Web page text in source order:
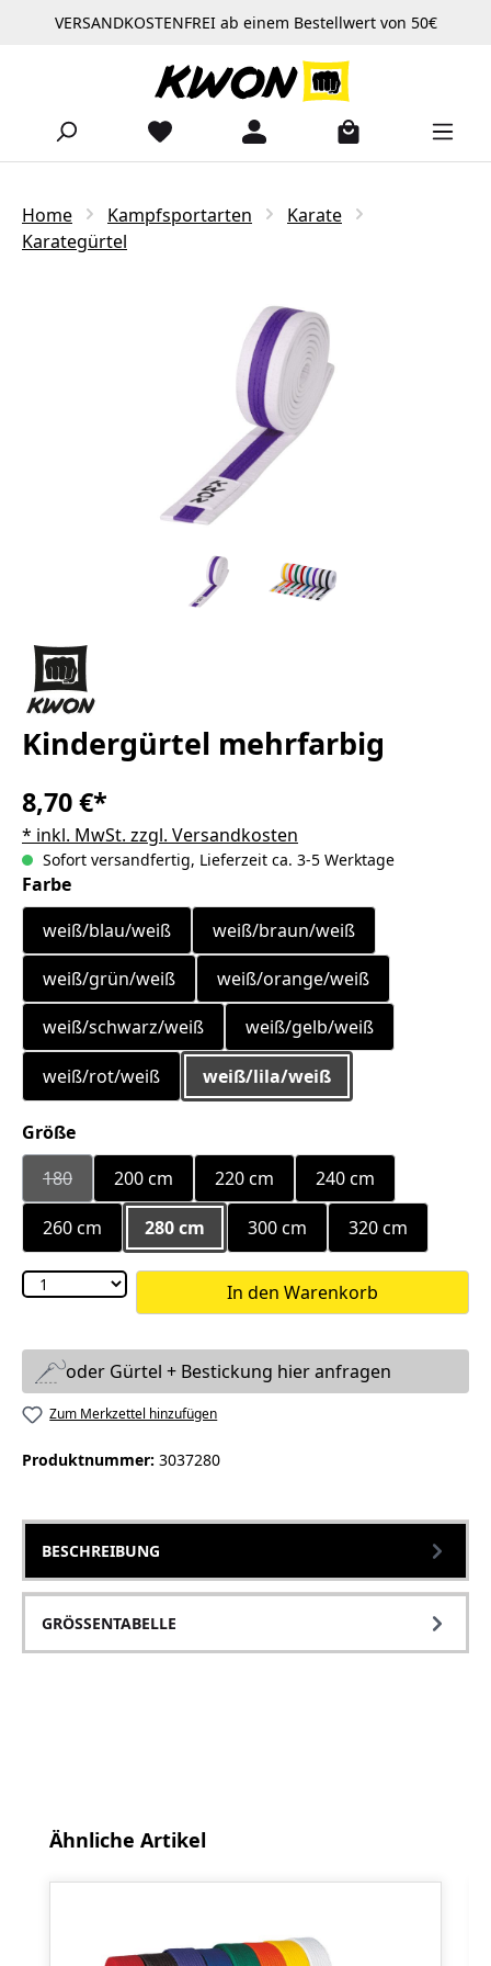
Zum Hauptinhalt springen
VERSANDKOSTENFREI ab einem Bestellwert von 50€
Home Kampfsportarten
Karate
Karategürtel
Kindergürtel mehrfarbig
8,70 €*
* inkl. MwSt. zzgl. Versandkosten
Sofort versandfertig, Lieferzeit ca. 3-5 Werktage
Farbeauswählen
weiß/blau/weiß
weiß/braun/weiß
weiß/grün/weiß
weiß/orange/weiß
weiß/schwarz/weiß
weiß/gelb/weiß
weiß/rot/weiß weiß/lila/weiß
Größeauswählen
180(Diese Option ist zurzeit nicht verfügbar.)
200 cm 220 cm 240 cm
260 cm 280 cm 300 cm 320 cm
In den Warenkorb
oder Gürtel + Bestickung hier anfragen
Zum Merkzettel hinzufügen
Produktnummer: 3037280
BESCHREIBUNG
GRÖSSENTABELLE
Produktgalerie überspringen
Ähnliche Artikel